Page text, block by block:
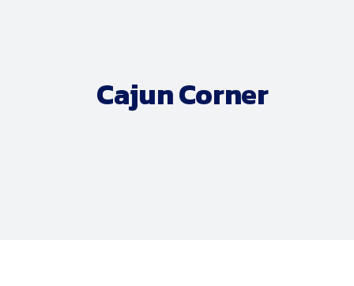
Cajun Corner